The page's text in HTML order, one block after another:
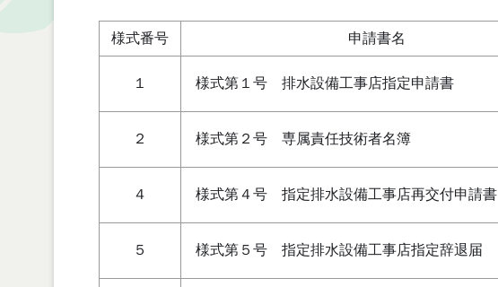
様式番号 申請書名
１ 様式第１号 排水設備工事店指定申請書
２ 様式第２号 専属責任技術者名簿
４ 様式第４号 指定排水設備工事店再交付申請書
５ 様式第５号 指定排水設備工事店指定辞退届